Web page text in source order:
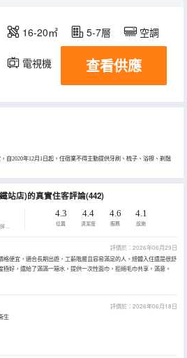
16-20㎡ 5-7層 空調
電視機 查看供應
自2020年12月1日起，住宿業不得主動提供牙刷、梳子、浴擦、剃鬚
站店)的真實住客評論(442)
永安旅遊評價由真實酒店住客提供的評價。
4.3
位置
4.4
清潔度
4.6
服務
4.1
設施
評價於：2026年06月29日
格便宜，適合長期出遊，工薪階層且容易滿足的人，總體入住還是很舒
極好，還給了滿滿一箱水，提供一次性面巾，拒絕毛巾共享。滿意。
評價於：2026年06月18日
生